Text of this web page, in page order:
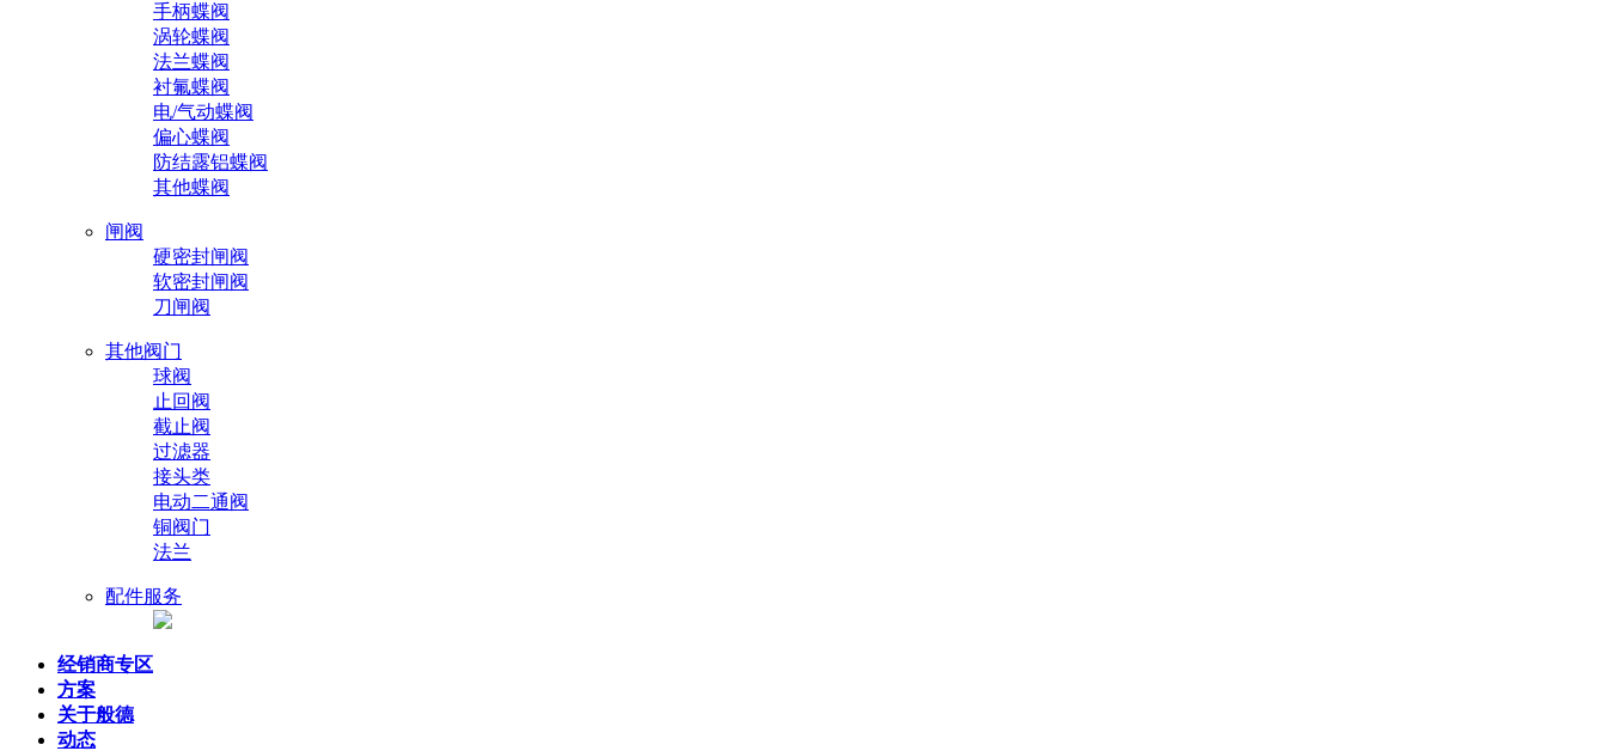
手柄蝶阀
涡轮蝶阀
法兰蝶阀
衬氟蝶阀
电/气动蝶阀
偏心蝶阀
防结露铝蝶阀
其他蝶阀
闸阀
硬密封闸阀
软密封闸阀
刀闸阀
其他阀门
球阀
止回阀
截止阀
过滤器
接头类
电动二通阀
铜阀门
法兰
配件服务
经销商专区
方案
关于般德
动态